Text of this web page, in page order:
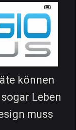
können
Leben
muss